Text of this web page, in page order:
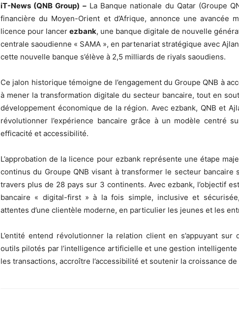
iT-News (QNB Group) –La Banque nationale du Qatar (Groupe
financière du Moyen-Orient et d’Afrique, annonce une avancée
licence pour lancer ezbank, une banque digitale de nouvelle
centrale saoudienne « SAMA », en partenariat stratégique avec
cette nouvelle banque s’élève à 2,5 milliards de riyals saoudiens.
Ce jalon historique témoigne de l’engagement du Groupe QNB à
à mener la transformation digitale du secteur bancaire, tout en
développement économique de la région. Avec ezbank, QNB et
révolutionner l’expérience bancaire grâce à un modèle centré
efficacité et accessibilité.
L’approbation de la licence pour ezbank représente une étape
continus du Groupe QNB visant à transformer le secteur bancaire
travers plus de 28 pays sur 3 continents. Avec ezbank, l’objectif
bancaire « digital-first » à la fois simple, inclusive et
attentes d’une clientèle moderne, en particulier les jeunes et les
L’entité entend révolutionner la relation client en s’appuyant sur
outils pilotés par l’intelligence artificielle et une gestion
les transactions, accroître l’accessibilité et soutenir la croissance de